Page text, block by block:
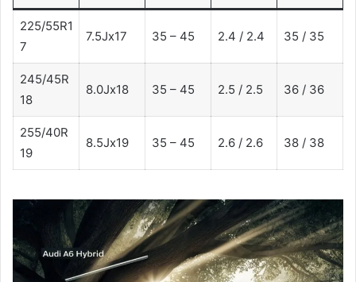
225/55R1
7
7.5Jx17 35 – 45 2.4 / 2.4 35 / 35
245/45R
18
8.0Jx18 35 – 45 2.5 / 2.5 36 / 36
255/40R
19
8.5Jx19 35 – 45 2.6 / 2.6 38 / 38